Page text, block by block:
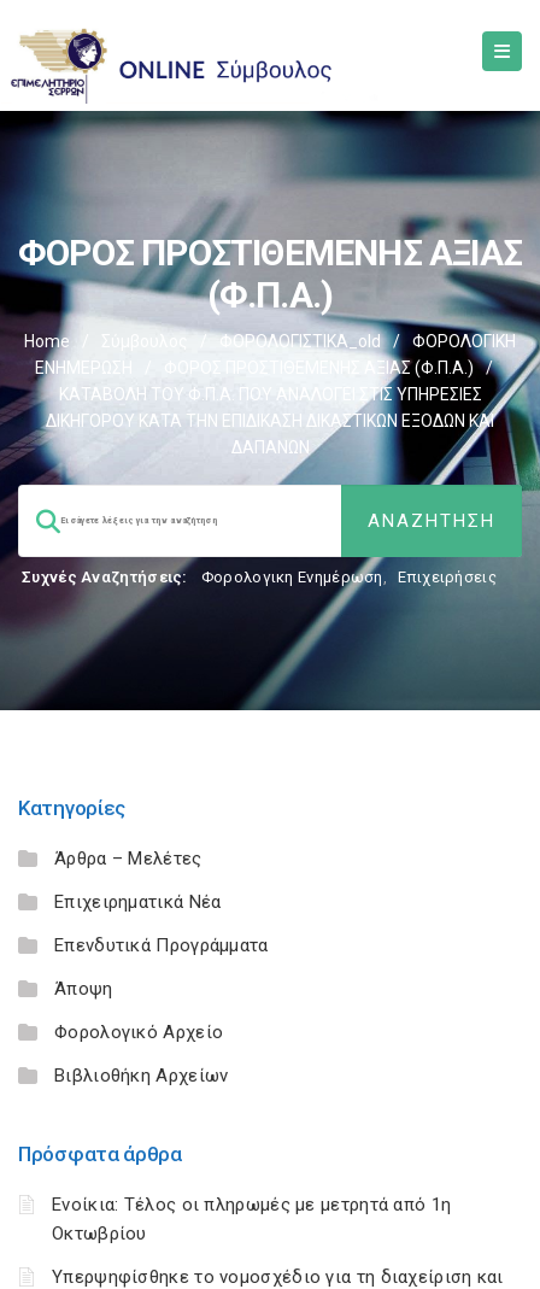
ΦΟΡΟΣ ΠΡΟΣΤΙΘΕΜΕΝΗΣ ΑΞΙΑΣ
(Φ.Π.Α.)
Home Σύμβουλος / ΦΟΡΟΛΟΓΙΣΤΙΚΑ_old /
ΦΟΡΟΛΟΓΙΚΗ
ΕΝΗΜΕΡΩΣΗ
ΦΟΡΟΣ ΠΡΟΣΤΙΘΕΜΕΝΗΣ ΑΞΙΑΣ (Φ.Π.Α.)
/
ΚΑΤΑΒΟΛΗ ΤΟΥ Φ.Π.Α. ΠΟΥ ΑΝΑΛΟΓΕΙ ΣΤΙΣ ΥΠΗΡΕΣΙΕΣ
ΔΙΚΗΓΟΡΟΥ ΚΑΤΑ ΤΗΝ ΕΠΙΔΙΚΑΣΗ ΔΙΚΑΣΤΙΚΩΝ ΕΞΟΔΩΝ ΚΑΙ
ΔΑΠΑΝΩΝ
Συχνές Αναζητήσεις: Φορολογικη Ενημέρωση, Επιχειρήσεις
Κατηγορίες
Άρθρα – Μελέτες
Επιχειρηματικά Νέα
Επενδυτικά Προγράμματα
Άποψη
Φορολογικό Αρχείο
Βιβλιοθήκη Αρχείων
Πρόσφατα άρθρα
Ενοίκια: Τέλος οι πληρωμές με μετρητά από 1η
Οκτωβρίου
Υπερψηφίσθηκε το νομοσχέδιο για τη διαχείριση και